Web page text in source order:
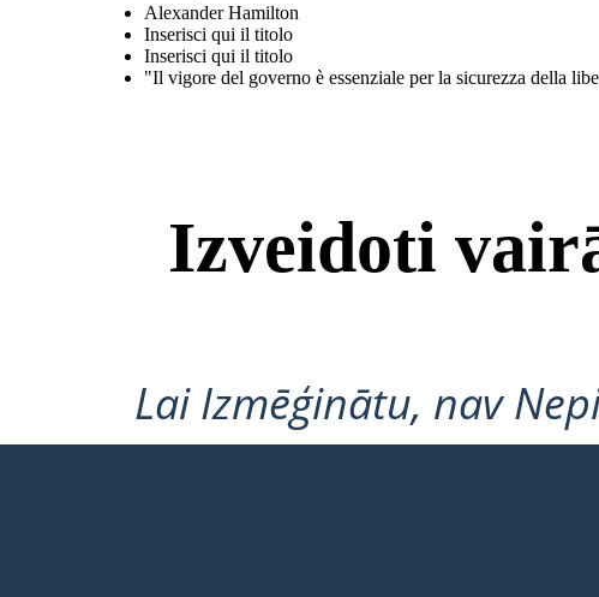
Alexander Hamilton
Inserisci qui il titolo
Inserisci qui il titolo
"Il vigore del governo è essenziale per la sicurezza della
Izveidoti
Lai Izmēģinātu, nav